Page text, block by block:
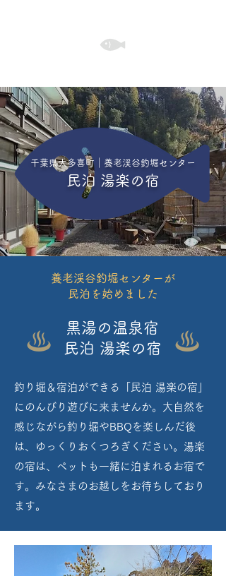
千葉県大多喜町｜養老渓谷釣堀センター
民泊 湯楽の宿
養老渓谷釣堀センターが
民泊を始めました
黒湯の温泉宿
民泊 湯楽の宿
釣り堀＆宿泊ができる「民泊 湯楽の宿」
にのんびり遊びに来ませんか。大自然を
感じながら釣り堀やBBQを楽しんだ後
は、ゆっくりおくつろぎください。 湯楽
の宿は、ペットも一緒に泊まれるお宿で
す。みなさまのお越しをお待ちしており
ます。